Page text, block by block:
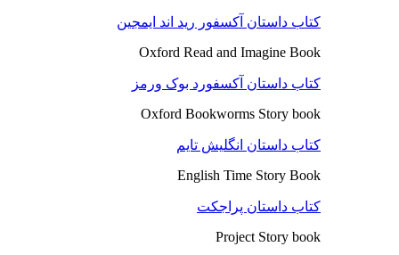
کتاب داستان آکسفور رید اند ایمجین
Oxford Read and Imagine Book
کتاب داستان آکسفورد بوک ورمز
Oxford Bookworms Story book
کتاب داستان انگلیش تایم
English Time Story Book
کتاب داستان پراجکت
Project Story book